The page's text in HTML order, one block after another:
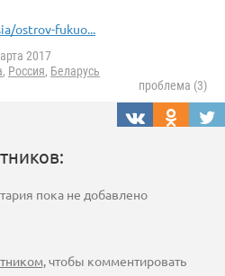
ostrov-fukuo...
2017
, Россия, Беларусь
проблема (3)
пока не добавлено
, чтобы комментировать